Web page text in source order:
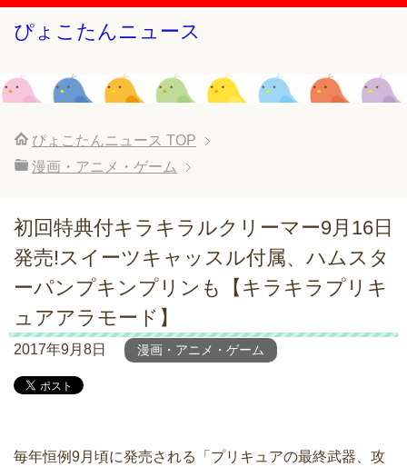
ぴょこたんニュース
ぴょこたんニュース TOP
漫画・アニメ・ゲーム
初回特典付キラキラルクリーマー9月16日
発売!スイーツキャッスル付属、ハムスタ
ーパンプキンプリンも【キラキラプリキ
ュアアラモード】
2017年9月8日 漫画・アニメ・ゲーム
毎年恒例9月頃に発売される「プリキュアの最終武器、攻